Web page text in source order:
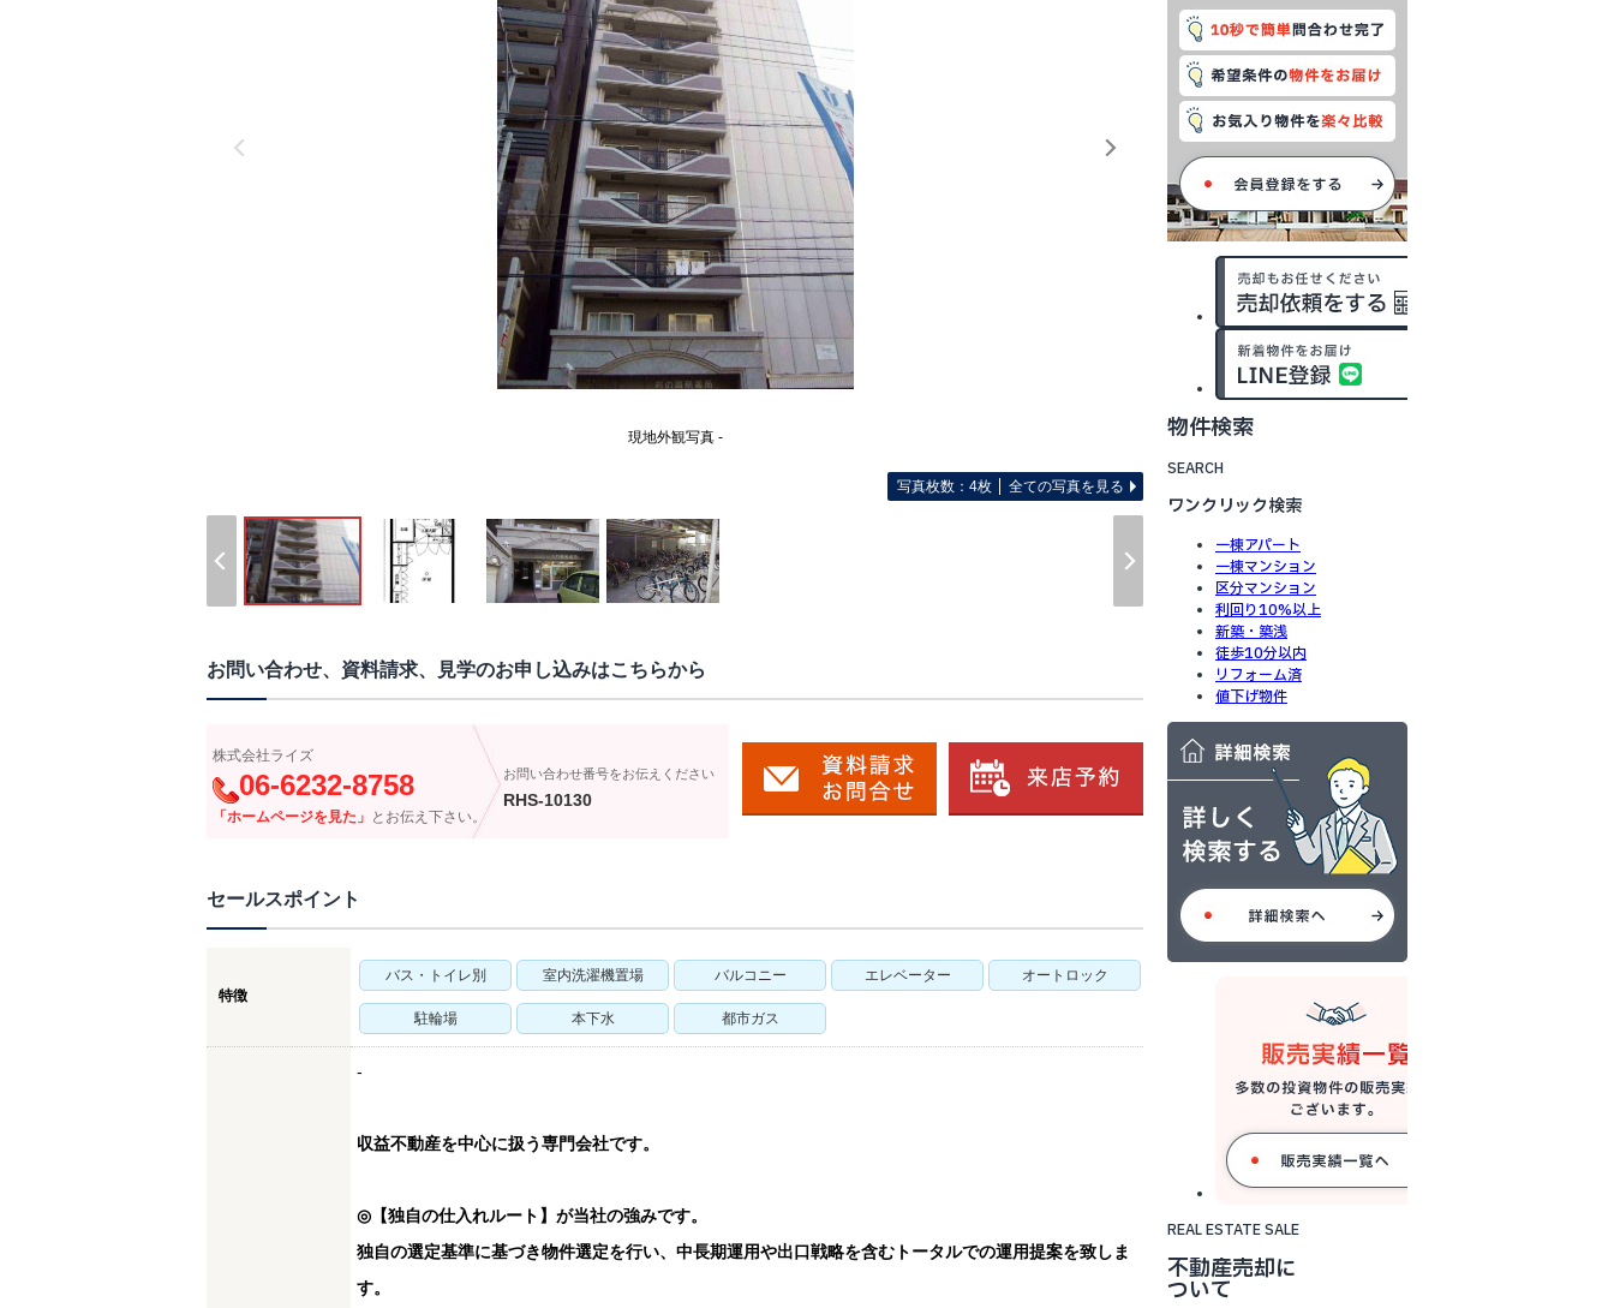
現地外観写真 -
写真枚数：4枚 全ての写真を見る
お問い合わせ、資料請求、見学のお申し込みはこちらから
株式会社ライズ
06-6232-8758
「ホームページを見た」 とお伝え下さい。
お問い合わせ番号をお伝えください
RHS-10130
セールスポイント
特徴
バス・トイレ別 室内洗濯機置場 バルコニー エレベーター オートロック
駐輪場 本下水 都市ガス
-
収益不動産を中心に扱う専門会社です。
◎【独自の仕入れルート】が当社の強みです。
独自の選定基準に基づき物件選定を行い、中長期運用や出口戦略を含むトータルでの運用提案を致しま
す。
物件検索
SEARCH
ワンクリック検索
一棟アパート
一棟マンション
区分マンション
利回り10%以上
新築・築浅
徒歩10分以内
リフォーム済
値下げ物件
REAL ESTATE SALE
不動産売却に
ついて